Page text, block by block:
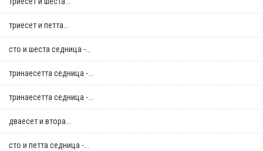
триесет и петта...
сто и шеста седница -...
тринаесетта седница -...
тринаесетта седница -...
дваесет и втора...
сто и петта седница -...